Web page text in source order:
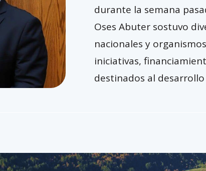
durante la semana
Oses Abuter sostuvo
nacionales y
iniciativas,
destinados al